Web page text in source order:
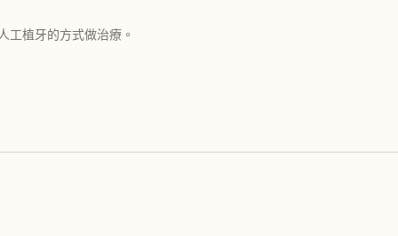
工植牙的方式做治療。